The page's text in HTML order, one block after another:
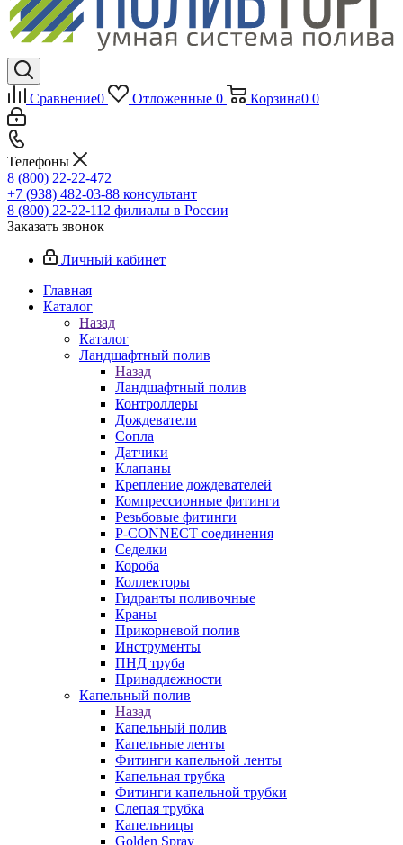
Сравнение0 Отложенные 0 Корзина0 0
Телефоны
8 (800) 22-22-472
+7 (938) 482-03-88 консультант
8 (800) 22-22-112 филиалы в России
Заказать звонок
Личный кабинет
Главная
Каталог
Назад
Каталог
Ландшафтный полив
Назад
Ландшафтный полив
Контроллеры
Дождеватели
Сопла
Датчики
Клапаны
Крепление дождевателей
Компрессионные фитинги
Резьбовые фитинги
P-CONNECT соединения
Седелки
Короба
Коллекторы
Гидранты поливочные
Краны
Прикорневой полив
Инструменты
ПНД труба
Принадлежности
Капельный полив
Назад
Капельный полив
Капельные ленты
Фитинги капельной ленты
Капельная трубка
Фитинги капельной трубки
Слепая трубка
Капельницы
Golden Spray